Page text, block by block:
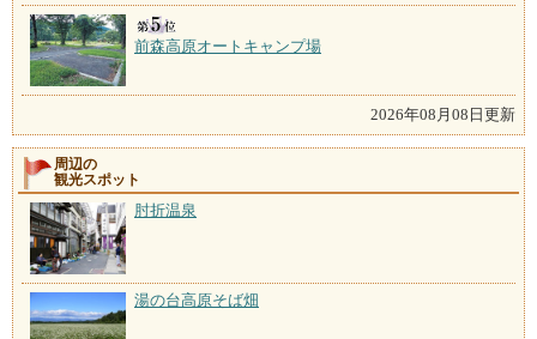
前森高原オートキャンプ場
2026年08月08日更新
周辺の
観光スポット
肘折温泉
湯の台高原そば畑